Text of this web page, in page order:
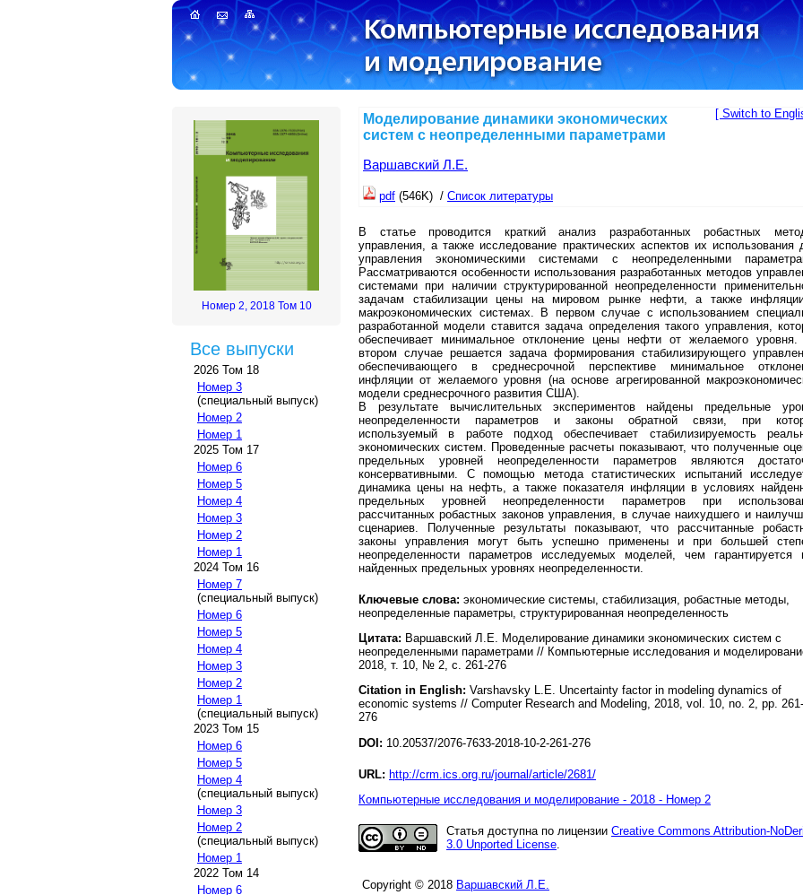
Номер 2, 2018 Том 10
Все выпуски
2026 Том 18
Номер 3
(специальный выпуск)
Номер 2
Номер 1
2025 Том 17
Номер 6
Номер 5
Номер 4
Номер 3
Номер 2
Номер 1
2024 Том 16
Номер 7
(специальный выпуск)
Номер 6
Номер 5
Номер 4
Номер 3
Номер 2
Номер 1
(специальный выпуск)
2023 Том 15
Номер 6
Номер 5
Номер 4
(специальный выпуск)
Номер 3
Номер 2
(специальный выпуск)
Номер 1
2022 Том 14
Номер 6
[ Switch to
Моделирование динамики экономических
систем с неопределенными параметрами
Варшавский Л.Е.
pdf (546K) / Список литературы
В статье проводится краткий анализ разработанных робастных
управления, а также исследование практических аспектов их использования
управления экономическими системами с неопределенными
Рассматриваются особенности использования разработанных методов
системами при наличии структурированной неопределенности
задачам стабилизации цены на мировом рынке нефти, а также
макроэкономических системах. В первом случае с использованием
разработанной модели ставится задача определения такого управления,
обеспечивает минимальное отклонение цены нефти от желаемого
втором случае решается задача формирования стабилизирующего
обеспечивающего в среднесрочной перспективе минимальное
инфляции от желаемого уровня (на основе агрегированной
модели среднесрочного развития США).
В результате вычислительных экспериментов найдены предельные
неопределенности параметров и законы обратной связи, при
используемый в работе подход обеспечивает стабилизируемость
экономических систем. Проведенные расчеты показывают, что полученные
предельных уровней неопределенности параметров являются
консервативными. С помощью метода статистических испытаний
динамика цены на нефть, а также показателя инфляции в условиях
предельных уровней неопределенности параметров при
рассчитанных робастных законов управления, в случае наихудшего и
сценариев. Полученные результаты показывают, что рассчитанные
законы управления могут быть успешно применены и при большей
неопределенности параметров исследуемых моделей, чем гарантируется
найденных предельных уровнях неопределенности.
Ключевые слова: экономические системы, стабилизация, робастные методы,
неопределенные параметры, структурированная неопределенность
Цитата: Варшавский Л.Е. Моделирование динамики экономических систем с
неопределенными параметрами // Компьютерные исследования и
2018, т. 10, № 2, с. 261-276
Citation in English: Varshavsky L.E. Uncertainty factor in modeling dynamics of
economic systems // Computer Research and Modeling, 2018, vol. 10, no. 2, pp. 261-
276
DOI: 10.20537/2076-7633-2018-10-2-261-276
URL: http://crm.ics.org.ru/journal/article/2681/
Компьютерные исследования и моделирование - 2018 - Номер 2
Статья доступна по лицензии Creative Commons Attribution-
3.0 Unported License
Copyright © 2018 Варшавский Л.Е.